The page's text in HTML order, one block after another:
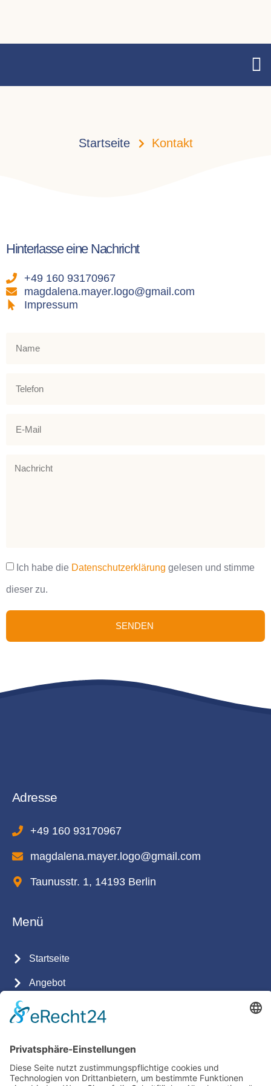
Startseite Kontakt
Hinterlasse eine Nachricht
+49 160 93170967
magdalena.mayer.logo@gmail.com
Impressum
Ich habe die Datenschutz­erklärung gelesen und stimme
dieser zu.
SENDEN
Adresse
+49 160 93170967
magdalena.mayer.logo@gmail.com
Taunusstr. 1, 14193 Berlin
Menü
Startseite
Angebot
Team
Preise
Kontakt